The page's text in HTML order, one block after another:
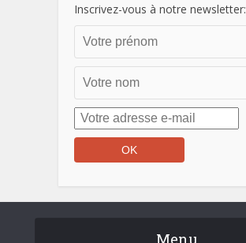
Inscrivez-vous à notre newsletter:
Menu